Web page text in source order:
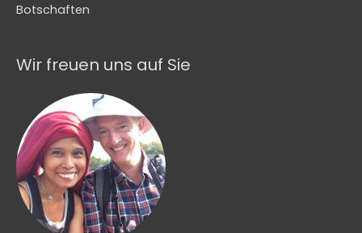
Botschaften
Wir freuen uns auf Sie